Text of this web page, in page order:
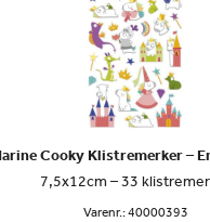
Cooky Klistremerker –
7,5x12cm – 33
Varenr.:40000393